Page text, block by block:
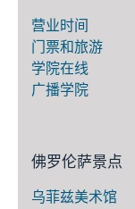
营业时间
门票和旅游
学院在线
广播学院
佛罗伦萨景点
乌菲兹美术馆